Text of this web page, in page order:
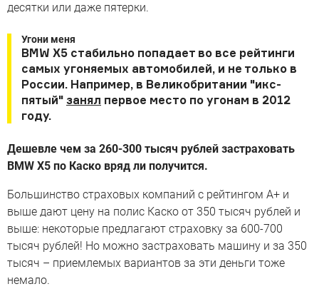
десятки или даже пятерки.
Угони меня
BMW X5 стабильно попадает во все рейтинги
самых угоняемых автомобилей, и не только в
России. Например, в Великобритании "икс-
пятый" занял первое место по угонам в 2012
году.
Дешевле чем за 260-300 тысяч рублей застраховать
BMW X5 по Каско вряд ли получится.
Большинство страховых компаний с рейтингом А+ и
выше дают цену на полис Каско от 350 тысяч рублей и
выше: некоторые предлагают страховку за 600-700
тысяч рублей! Но можно застраховать машину и за 350
тысяч – приемлемых вариантов за эти деньги тоже
немало.